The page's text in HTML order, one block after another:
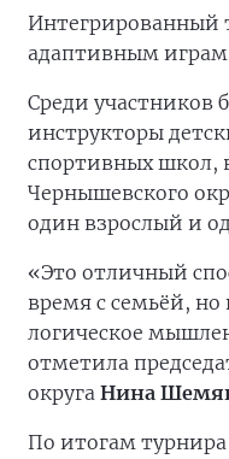
Интегрированный
адаптивным
Среди участников
инструкторы
спортивных школ,
Чернышевского
один взрослый и
«Это отличный
время с семьёй, но
логическое
отметила
округа Нина
По итогам